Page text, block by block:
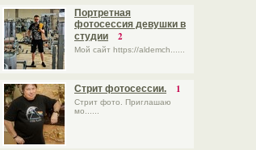
Портретная
фотосессия девушки в
студии
2
Мой сайт https://aldemch......
Стрит фотосессии. 1
Стрит фото. Приглашаю
мо......